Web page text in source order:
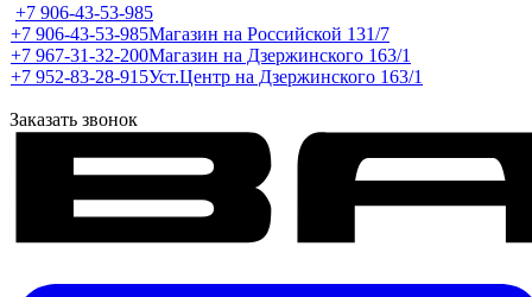
+7 906-43-53-985
+7 906-43-53-985Магазин на Российской 131/7
+7 967-31-32-200Магазин на Дзержинского 163/1
+7 952-83-28-915Уст.Центр на Дзержинского 163/1
Заказать звонок